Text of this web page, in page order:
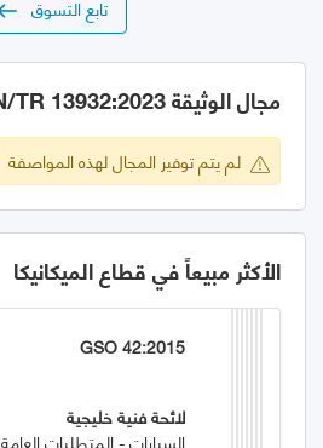
تابع التسوق
مجال الوثيقة GSO CEN/TR 13932:2023
لم يتم توفير المجال لهذه المواصفة
الأكثر مبيعاً في قطاع الميكانيكا
GSO 42:2015
لائحة فنية خليجية
السيارات - المتطلبات العامة